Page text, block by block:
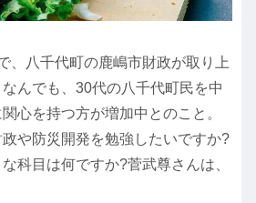
、八千代町の鹿嶋市財政が取り上
んでも、30代の八千代町民を中
心を持つ方が増加中とのこと。
や防災開発を勉強したいですか?
科目は何ですか?菅武尊さんは、